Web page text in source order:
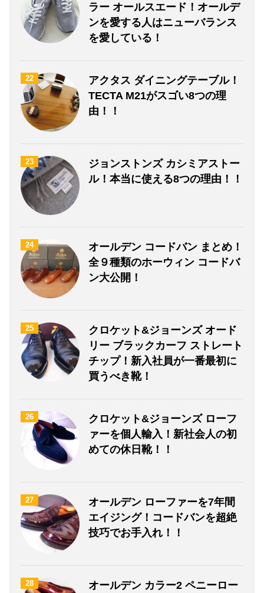
ラー オールスエード！オールデ
ンを愛する人はニューバランス
を愛している！
22
アクタス ダイニングテーブル！
TECTA M21がスゴい8つの理
由！！
23
ジョンストンズ カシミアストー
ル！本当に使える8つの理由！！
24
オールデン コードバン まとめ！
全９種類のホーウィン コードバ
ン大公開！
25
クロケット&ジョーンズ オード
リー ブラックカーフ ストレート
チップ！新入社員が一番最初に
買うべき靴！
26
クロケット&ジョーンズ ローフ
ァーを個人輸入！新社会人の初
めての休日靴！！
27
オールデン ローファーを7年間
エイジング！コードバンを超絶
技巧でお手入れ！！
28
オールデン カラー2 ペニーロー